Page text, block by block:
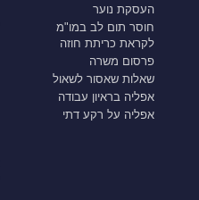
העסקת נוער
חוסר תום לב במו"מ
לקראת כריתת חוזה
פרסום משרה
שאלות שאסור לשאול
אפליה בראיון עבודה
אפליה על רקע דתי